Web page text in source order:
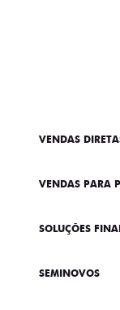
VENDAS
VENDAS PARA
SOLUÇÕES
SEMINOVOS